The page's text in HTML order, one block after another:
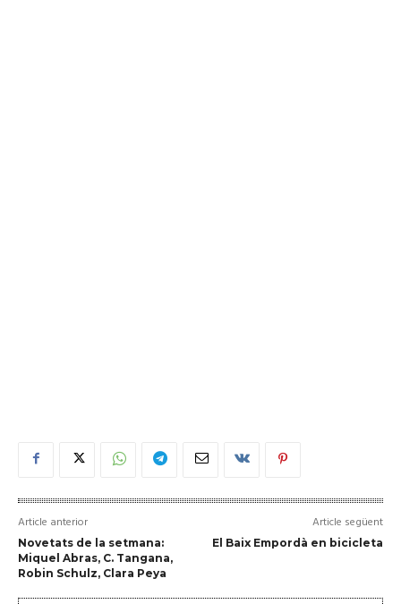
Article anterior
Novetats de la setmana:
Miquel Abras, C. Tangana,
Robin Schulz, Clara Peya
Article següent
El Baix Empordà en bicicleta